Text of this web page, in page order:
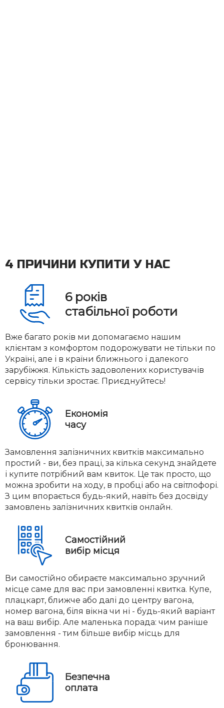
4 ПРИЧИНИ КУПИТИ У НАС
6 років
стабільної роботи
Вже багато років ми допомагаємо нашим
клієнтам з комфортом подорожувати не тільки по
Україні, але і в країни ближнього і далекого
зарубіжжя. Кількість задоволених користувачів
сервісу тільки зростає. Приєднуйтесь!
Економія
часу
Замовлення залізничних квитків максимально
простий - ви, без праці, за кілька секунд знайдете
і купите потрібний вам квиток. Це так просто, що
можна зробити на ходу, в пробці або на світлофорі.
З цим впорається будь-який, навіть без досвіду
замовлень залізничних квитків онлайн.
Самостійний
вибір місця
Ви самостійно обираєте максимально зручний
місце саме для вас при замовленні квитка. Купе,
плацкарт, ближче або далі до центру вагона,
номер вагона, біля вікна чи ні - будь-який варіант
на ваш вибір. Але маленька порада: чим раніше
замовлення - тим більше вибір місць для
бронювання.
Безпечна
оплата